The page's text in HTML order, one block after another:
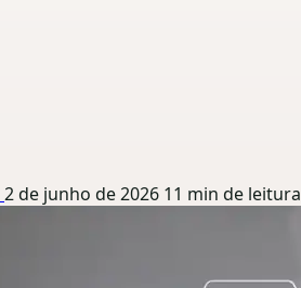
2 de junho de 2026 11 min de leitura